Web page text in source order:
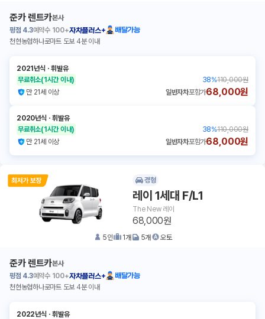
준카 렌트카본사
평점 4.3예약수 100+자차플러스+
배달가능
천현농협하나로마트 도보 4분 이내
2021년식 ㆍ휘발유
무료취소(1시간 이내) 38%110,000원
만 21세 이상
일반자차포함가68,000원
2020년식 ㆍ휘발유
무료취소(1시간 이내) 38%110,000원
만 21세 이상
일반자차포함가68,000원
경형
레이 1세대 F/L1
The New 레이
68,000원
5인 1개 5개 오토
준카 렌트카본사
평점 4.3예약수 100+자차플러스+
배달가능
천현농협하나로마트 도보 4분 이내
2022년식 ㆍ휘발유